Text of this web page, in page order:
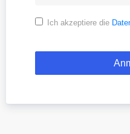
Ich akzeptiere die